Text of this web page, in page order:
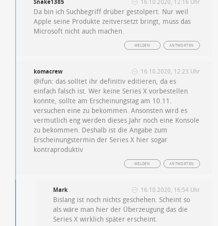
Snake1385 16.10.2020, 12:16 Uhr
Da bin ich Suchbegriff drüber gestolpert. Nur weil
Apple seine Produkte zeitversetzt bringt, muss das
Microsoft nicht auch machen.
ANTWORTEN
MELDEN
komacrew 16.10.2020, 12:23 Uhr
@ifun: das solltet ihr definitiv editieren, da es
einfach falsch ist. Wer keine Series X vorbestellen
konnte, sollte am Erscheinungstag am 10.11.
versuchen eine zu bekommen. Ansonsten wird es
vermutlich eng werden dieses Jahr noch eine Konsole
zu bekommen. Deshalb ist die Angabe zum
Erscheinungstermin der Series X hier sogar
kontraproduktiv
ANTWORTEN
MELDEN
Mark 16.10.2020, 16:54 Uhr
Bislang ist noch nichts geschehen. Scheint so
als wäre man hier der Überzeugung das die
Series X wirklich später erscheint.